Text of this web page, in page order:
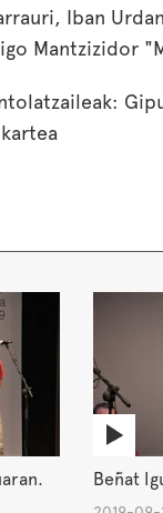
Iban
Mantzizidor
Beñat